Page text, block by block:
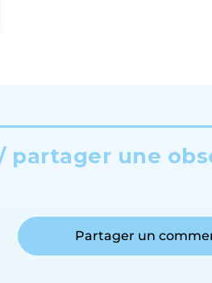
partager une
Partager un